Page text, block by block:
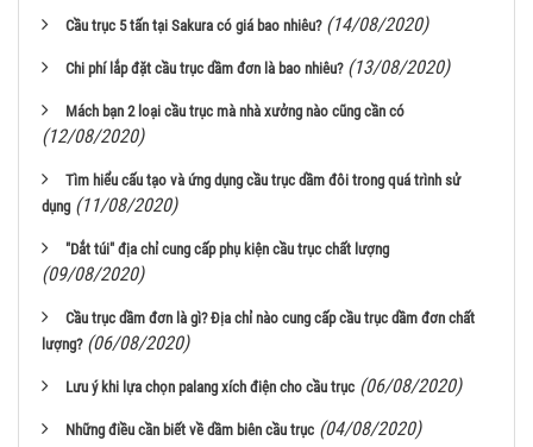
Cầu trục 5 tấn tại Sakura có giá bao nhiêu? (14/08/2020)
Chi phí lắp đặt cầu trục dầm đơn là bao nhiêu? (13/08/2020)
Mách bạn 2 loại cầu trục mà nhà xưởng nào cũng cần có
(12/08/2020)
Tìm hiểu cấu tạo và ứng dụng cầu trục dầm đôi trong quá trình sử
dụng (11/08/2020)
"Dắt túi" địa chỉ cung cấp phụ kiện cầu trục chất lượng
(09/08/2020)
Cầu trục dầm đơn là gì? Địa chỉ nào cung cấp cầu trục dầm đơn chất
lượng? (06/08/2020)
Lưu ý khi lựa chọn palang xích điện cho cầu trục (06/08/2020)
Những điều cần biết về dầm biên cầu trục (04/08/2020)